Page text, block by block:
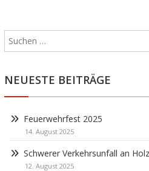
NEUESTE BEITRÄGE
Feuerwehrfest 2025
14. August 2025
Schwerer Verkehrsunfall an
12. August 2025